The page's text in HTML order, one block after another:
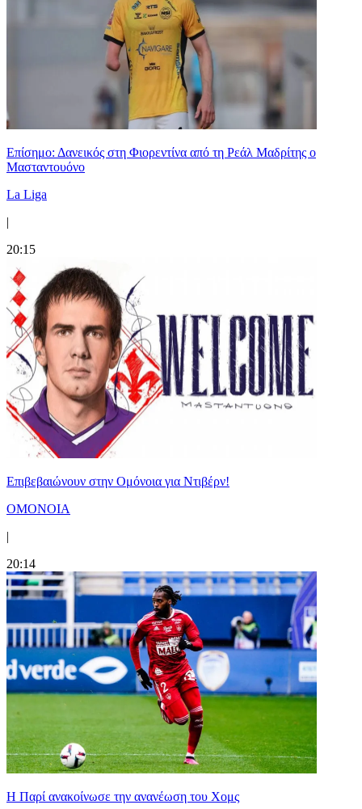
Επίσημο: Δανεικός στη Φιορεντίνα από τη Ρεάλ Μαδρίτης ο
Μασταντουόνο
La Liga
|
20:15
Επιβεβαιώνουν στην Ομόνοια για Ντιβέρν!
ΟΜΟΝΟΙΑ
|
20:14
Η Παρί ανακοίνωσε την ανανέωση του Χομς